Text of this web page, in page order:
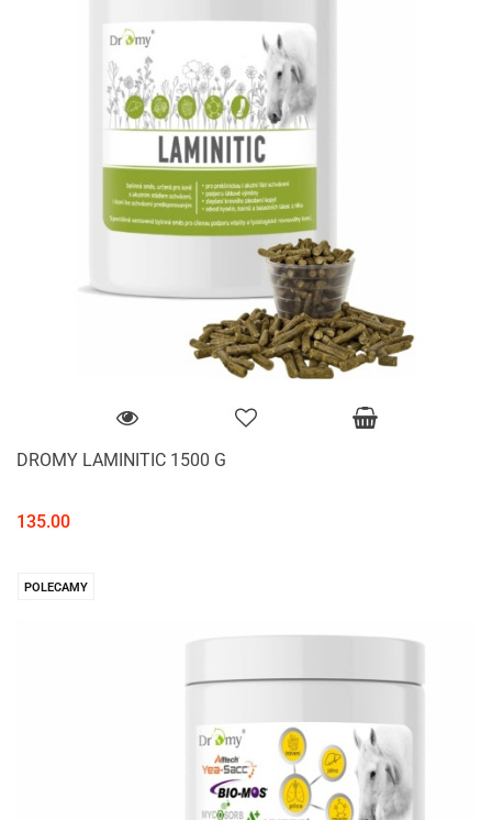
DROMY LAMINITIC 1500 G
135.00
POLECAMY